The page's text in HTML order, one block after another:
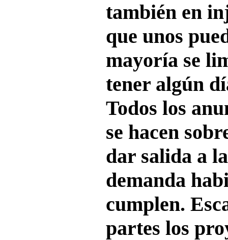
también en
que unos
mayoría se
tener algún
Todos los
se hacen
dar salida a
demanda
cumplen.
partes los